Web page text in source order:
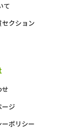
て
クション
せ
ージ
ポリシー